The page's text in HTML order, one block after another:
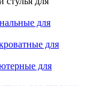
для
для
для